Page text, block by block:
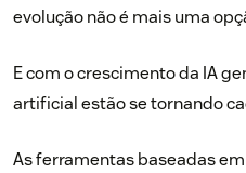
evolução não é mais uma
E com o crescimento da IA
artificial estão se tornando
As ferramentas baseadas